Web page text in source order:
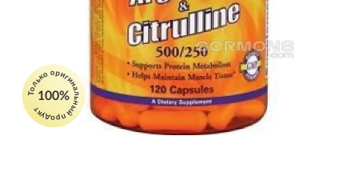
Только оригинальный продукт
100%